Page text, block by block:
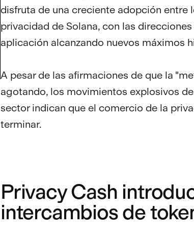
disfruta de una creciente adopción entre
privacidad de Solana, con las
aplicación alcanzando nuevos máximos
A pesar de las afirmaciones de que la
agotando, los movimientos explosivos
sector indican que el comercio de la
terminar.
Privacy Cash
intercambios de